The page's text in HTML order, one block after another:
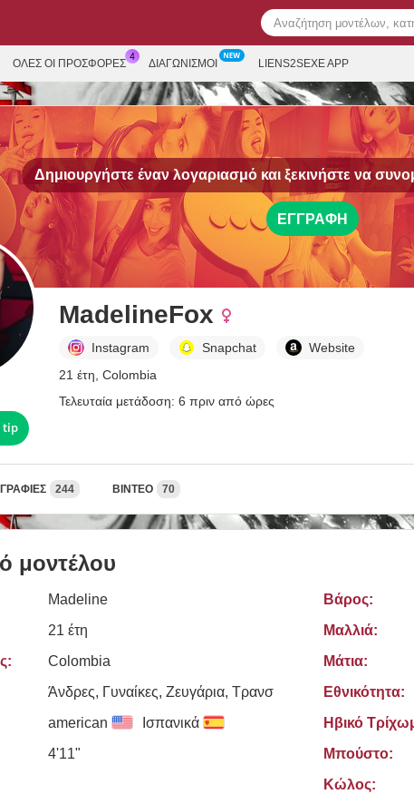
ΟΛΕΣ ΟΙ ΠΡΟΣΦΟΡΕΣ ΔΙΑΓΩΝΙΣΜΟΊ LIENS2SEXE APP
Δημιουργήστε έναν λογαριασμό και ξεκινήστε να
ΕΓΓΡΑΦΉ
MadelineFox
Instagram Snapchat
Website
21 έτη, Colombia
Τελευταία μετάδοση: 6 πριν από ώρες
tip
244 ΒΊΝΤΕΟ 70
μοντέλου
Madeline
21 έτη
Colombia
Άνδρες, Γυναίκες, Zευγάρια, Τρανσ
american Ισπανικά
4'11"
Βάρος:
Μαλλιά:
Μάτια:
Εθνικότητα:
Ηβικό
Μπούστο:
Κώλος: